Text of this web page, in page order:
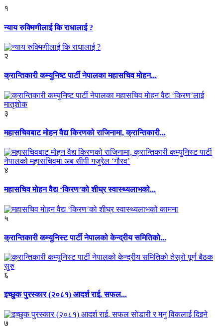
१
न्याय रुक्मिणीलाई कि राधालाई ?
२
क्रान्तिकारी कम्युनिष्ट पार्टी नेपालका महासचिव मोहन...
३
महासचिवबाट मोहन वैद्य किरणको राजिनामा, क्रान्तिकारी...
४
महासचिव मोहन वैद्य ‘किरण’को शीघ्र स्वास्थ्यलाभको...
५
क्रान्तिकारी कम्युनिस्ट पार्टी नेपालको केन्द्रीय समितिको...
६
इच्छुक पुरस्कार (२०८१) आदर्श राई, सफल...
७